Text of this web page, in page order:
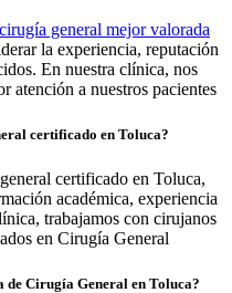
general mejor valorada
la experiencia, reputación
En nuestra clínica, nos
atención a nuestros pacientes
certificado en Toluca?
certificado en Toluca,
académica, experiencia
trabajamos con cirujanos
en Cirugía General
de Cirugía General en Toluca?